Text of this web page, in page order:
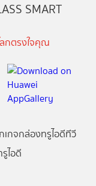
SMART
กตรงใจคุณ
เกจกล่องทรูไอดีทีวี
ไอดี